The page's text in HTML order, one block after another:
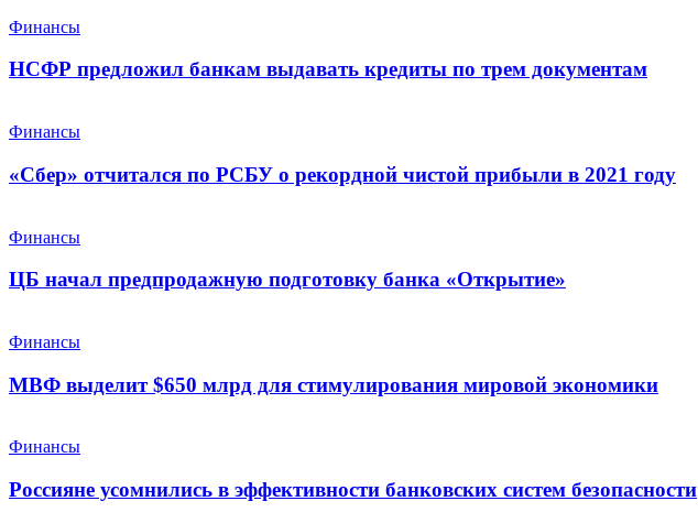
Финансы
НСФР предложил банкам выдавать кредиты по трем документам
Финансы
«Сбер» отчитался по РСБУ о рекордной чистой прибыли в 2021 году
Финансы
ЦБ начал предпродажную подготовку банка «Открытие»
Финансы
МВФ выделит $650 млрд для стимулирования мировой экономики
Финансы
Россияне усомнились в эффективности банковских систем безопасности